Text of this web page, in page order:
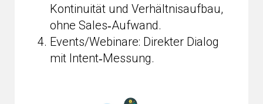
Kontinuität und Verhältnisaufbau,
ohne Sales‑Aufwand.
Events/Webinare: Direkter Dialog
mit Intent‑Messung.